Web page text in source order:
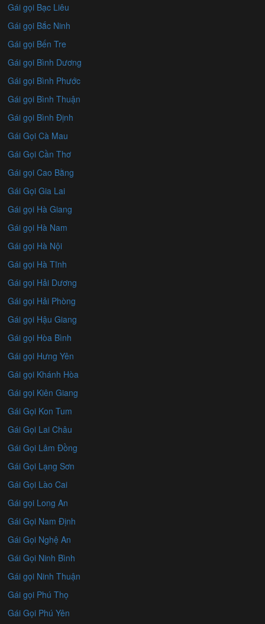
Gái gọi Bạc Liêu
Gái gọi Bắc Ninh
Gái gọi Bến Tre
Gái gọi Bình Dương
Gái gọi Bình Phước
Gái gọi Bình Thuận
Gái gọi Bình Định
Gái Gọi Cà Mau
Gái Gọi Cần Thơ
Gái gọi Cao Bằng
Gái Gọi Gia Lai
Gái gọi Hà Giang
Gái gọi Hà Nam
Gái gọi Hà Nội
Gái gọi Hà Tĩnh
Gái gọi Hải Dương
Gái gọi Hải Phòng
Gái gọi Hậu Giang
Gái gọi Hòa Bình
Gái gọi Hưng Yên
Gái gọi Khánh Hòa
Gái gọi Kiên Giang
Gái Gọi Kon Tum
Gái Gọi Lai Châu
Gái Gọi Lâm Đồng
Gái Gọi Lạng Sơn
Gái Gọi Lào Cai
Gái gọi Long An
Gái Gọi Nam Định
Gái Gọi Nghệ An
Gái Gọi Ninh Bình
Gái gọi Ninh Thuận
Gái gọi Phú Thọ
Gái Gọi Phú Yên